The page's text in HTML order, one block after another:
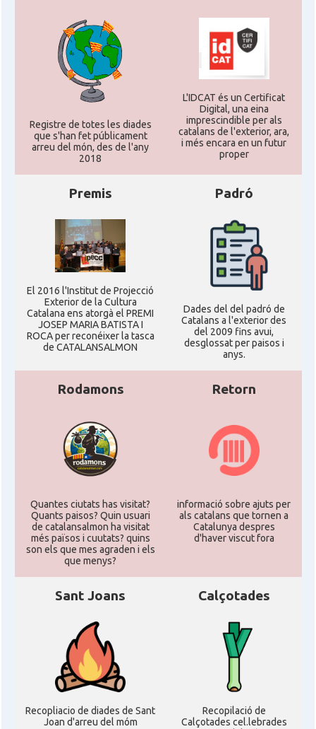
Registre de totes les diades
que s'han fet públicament
arreu del món, des de l'any
2018
L'IDCAT és un Certificat
Digital, una eina
imprescindible per als
catalans de l'exterior, ara,
i més encara en un futur
proper
Premis
El 2016 l'Institut de Projecció
Exterior de la Cultura
Catalana ens atorgà el PREMI
JOSEP MARIA BATISTA I
ROCA per reconéixer la tasca
de CATALANSALMON
Padró
Dades del del padró de
Catalans a l'exterior des
del 2009 fins avui,
desglossat per paisos i
anys.
Rodamons
Quantes ciutats has visitat?
Quants paisos? Quin usuari
de catalansalmon ha visitat
més països i cuutats? quins
son els que mes agraden i els
que menys?
Retorn
informació sobre ajuts per
als catalans que tornen a
Catalunya despres
d'haver viscut fora
Sant Joans
Recopliacio de diades de Sant
Joan d'arreu del móm
Calçotades
Recopilació de
Calçotades cel.lebrades